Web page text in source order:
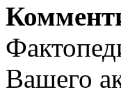
Вашего